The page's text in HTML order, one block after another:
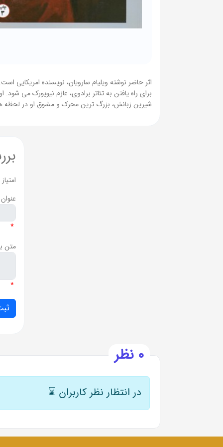
اثر حاضر نوشته ویلیام سارویان، نویسنده
برای راه یافتن به تئاتر برادوی، عازم نیویورک می
شیرین زبانش، بزرگ ترین محرک و مشوق او در لحظه
امتیاز
*
متن
*
0 نظر
در انتظار نظر کاربران ⌛